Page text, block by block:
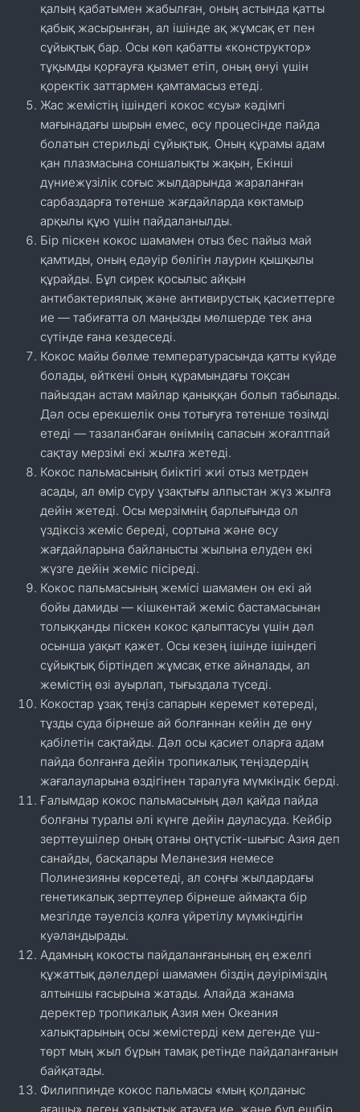
қалың қабатымен жабылған, оның астында қатты
қабық жасырынған, ал ішінде ақ жұмсақ ет пен
сұйықтық бар. Осы көп қабатты «конструктор»
тұқымды қорғауға қызмет етіп, оның өнуі үшін
қоректік заттармен қамтамасыз етеді.
Жас жемістің ішіндегі кокос «суы» кәдімгі
мағынадағы шырын емес, өсу процесінде пайда
болатын стерильді сұйықтық. Оның құрамы адам
қан плазмасына соншалықты жақын, Екінші
дүниежүзілік соғыс жылдарында жараланған
сарбаздарға төтенше жағдайларда көктамыр
арқылы құю үшін пайдаланылды.
Бір піскен кокос шамамен отыз бес пайыз май
қамтиды, оның едәуір бөлігін лаурин қышқылы
құрайды. Бұл сирек қосылыс айқын
антибактериялық және антивирустық қасиеттерге
ие — табиғатта ол маңызды мөлшерде тек ана
сүтінде ғана кездеседі.
Кокос майы бөлме температурасында қатты күйде
болады, өйткені оның құрамындағы тоқсан
пайыздан астам майлар қаныққан болып табылады.
Дәл осы ерекшелік оны тотығуға төтенше төзімді
етеді — тазаланбаған өнімнің сапасын жоғалтпай
сақтау мерзімі екі жылға жетеді.
Кокос пальмасының биіктігі жиі отыз метрден
асады, ал өмір сүру ұзақтығы алпыстан жүз жылға
дейін жетеді. Осы мерзімнің барлығында ол
үздіксіз жеміс береді, сортына және өсу
жағдайларына байланысты жылына елуден екі
жүзге дейін жеміс пісіреді.
Кокос пальмасының жемісі шамамен он екі ай
бойы дамиды — кішкентай жеміс бастамасынан
толыққанды піскен кокос қалыптасуы үшін дәл
осынша уақыт қажет. Осы кезең ішінде ішіндегі
сұйықтық біртіндеп жұмсақ етке айналады, ал
жемістің өзі ауырлап, тығыздала түседі.
Кокостар ұзақ теңіз сапарын керемет көтереді,
тұзды суда бірнеше ай болғаннан кейін де өну
қабілетін сақтайды. Дәл осы қасиет оларға адам
пайда болғанға дейін тропикалық теңіздердің
жағалауларына өздігінен таралуға мүмкіндік берді.
Ғалымдар кокос пальмасының дәл қайда пайда
болғаны туралы әлі күнге дейін дауласуда. Кейбір
зерттеушілер оның отаны оңтүстік-шығыс Азия деп
санайды, басқалары Меланезия немесе
Полинезияны көрсетеді, ал соңғы жылдардағы
генетикалық зерттеулер бірнеше аймақта бір
мезгілде тәуелсіз қолға үйретілу мүмкіндігін
куәландырады.
Адамның кокосты пайдаланғанының ең ежелгі
құжаттық дәлелдері шамамен біздің дәуіріміздің
алтыншы ғасырына жатады. Алайда жанама
деректер тропикалық Азия мен Океания
халықтарының осы жемістерді кем дегенде үш-
төрт мың жыл бұрын тамақ ретінде пайдаланғанын
байқатады.
Филиппинде кокос пальмасы «мың қолданыс